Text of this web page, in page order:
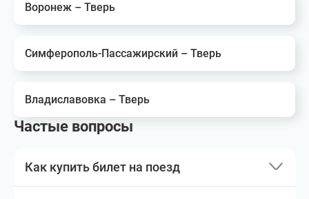
Воронеж – Тверь
Симферополь-Пассажирский – Тверь
Владиславовка – Тверь
Частые вопросы
Как купить билет на поезд